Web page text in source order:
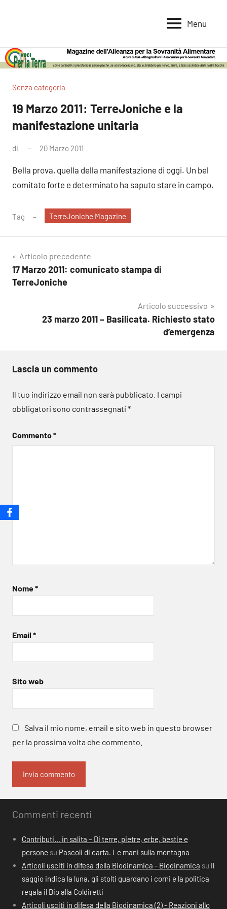
per
la
Terra
per
la
Alimentare
Menu
Senza categoria
19 Marzo 2011: TerreJoniche e la
manifestazione unitaria
di 20 Marzo 2011
Bella prova, quella della manifestazione di oggi. Un bel
comitato forte e determinato ha saputo stare in campo.
Tag TerreJoniche Magazine
Navigazione
articoli
Articolo precedente
17 Marzo 2011: comunicato stampa di
TerreJoniche
Articolo successivo
23 marzo 2011 – Basilicata. Richiesto stato
d’emergenza
Lascia un commento
Il tuo indirizzo email non sarà pubblicato. I campi
obbligatori sono contrassegnati *
Commento*
Nome*
Email *
Sito web
Salva il mio nome, email e sito web in questo browser
per la prossima volta che commento.
Commenti recenti
Contributi… in salita – Di terre, pietre, erbe, bestie e
persone su Pascoli di carta. Le mani sulla montagna
Articoli usciti in difesa della Biodinamica - Biodinamica su Il
saggio indica la luna, gli stolti guardano i corni e la politica
regala il Bio alla Coldiretti
Articoli usciti in difesa della Biodinamica (2) - Reazioni allo